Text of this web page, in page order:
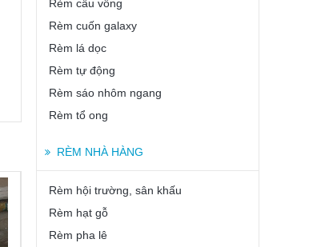
Rèm cầu vồng
Rèm cuốn galaxy
Rèm lá dọc
Rèm tự động
Rèm sáo nhôm ngang
Rèm tổ ong
RÈM NHÀ HÀNG
Rèm hội trường, sân khấu
Rèm hạt gỗ
Rèm pha lê